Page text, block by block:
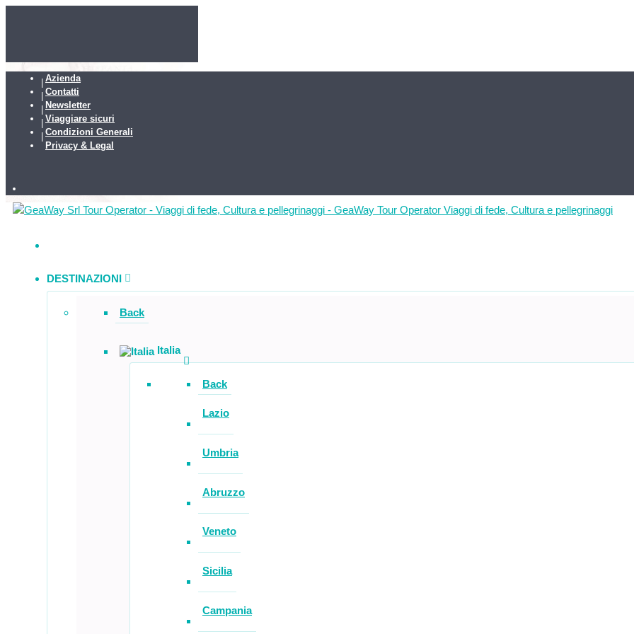
Azienda
Contatti
Newsletter
Viaggiare sicuri
Condizioni Generali
Privacy & Legal
DESTINAZIONI
Back
Italia
Back
Lazio
Umbria
Abruzzo
Veneto
Sicilia
Campania